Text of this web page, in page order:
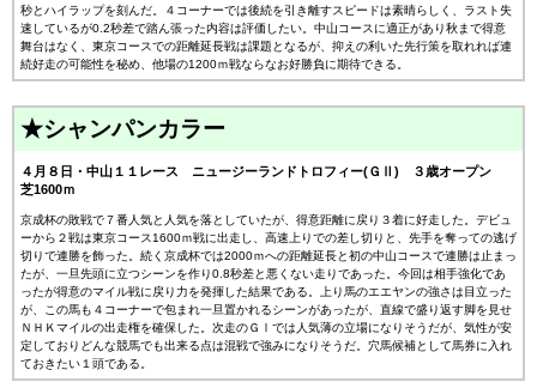
秒とハイラップを刻んだ。４コーナーでは後続を引き離すスピードは素晴らしく、ラスト失
速しているが0.2秒差で踏ん張った内容は評価したい。中山コースに適正があり秋まで得意
舞台はなく、東京コースでの距離延長戦は課題となるが、抑えの利いた先行策を取れれば連
続好走の可能性を秘め、他場の1200ｍ戦ならなお好勝負に期待できる。
★シャンパンカラー
４月８日・中山１１レース ニュージーランドトロフィー(ＧⅡ) ３歳オープン
芝1600ｍ
京成杯の敗戦で７番人気と人気を落としていたが、得意距離に戻り３着に好走した。デビュ
ーから２戦は東京コース1600ｍ戦に出走し、高速上りでの差し切りと、先手を奪っての逃げ
切りで連勝を飾った。続く京成杯では2000ｍへの距離延長と初の中山コースで連勝は止まっ
たが、一旦先頭に立つシーンを作り0.8秒差と悪くない走りであった。今回は相手強化であ
ったが得意のマイル戦に戻り力を発揮した結果である。上り馬のエエヤンの強さは目立った
が、この馬も４コーナーで包まれ一旦置かれるシーンがあったが、直線で盛り返す脚を見せ
ＮＨＫマイルの出走権を確保した。次走のＧⅠでは人気薄の立場になりそうだが、気性が安
定しておりどんな競馬でも出来る点は混戦で強みになりそうだ。穴馬候補として馬券に入れ
ておきたい１頭である。